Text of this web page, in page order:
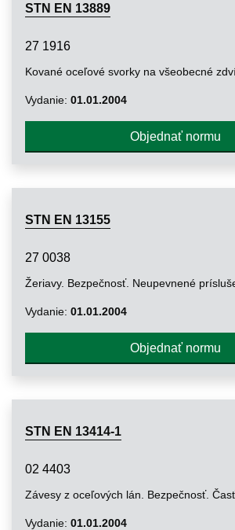
STN EN 13889
27 1916
Vydanie: 01.01.2004
Objednať normu
STN EN 13155
27 0038
Vydanie: 01.01.2004
Objednať normu
STN EN 13414-1
02 4403
Vydanie: 01.01.2004